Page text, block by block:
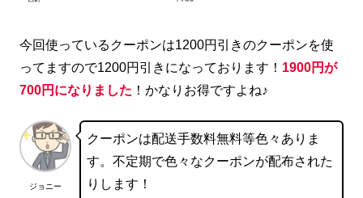
今回使っているクーポンは1200円引きのクーポンを使
ってますので1200円引きになっております！ 1900円が
700円になりました ！かなりお得ですよね♪
ジョニー
クーポンは配送手数料無料等色々ありま
す。不定期で色々なクーポンが配布された
りします！